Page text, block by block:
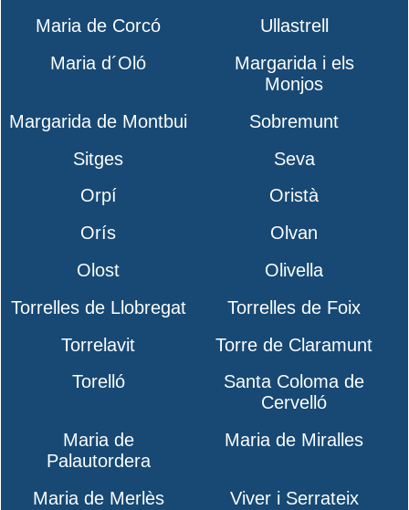
Maria de Corcó
Ullastrell
Maria d´Oló
Margarida i els
Monjos
Margarida de Montbui
Sobremunt
Sitges
Seva
Orpí
Oristà
Orís
Olvan
Olost
Olivella
Torrelles de Llobregat
Torrelles de Foix
Torrelavit
Torre de Claramunt
Torelló
Santa Coloma de
Cervelló
Maria de
Palautordera
Maria de Miralles
Maria de Merlès
Viver i Serrateix